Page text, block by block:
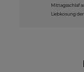
Mittagsschlaf
Liebkosung